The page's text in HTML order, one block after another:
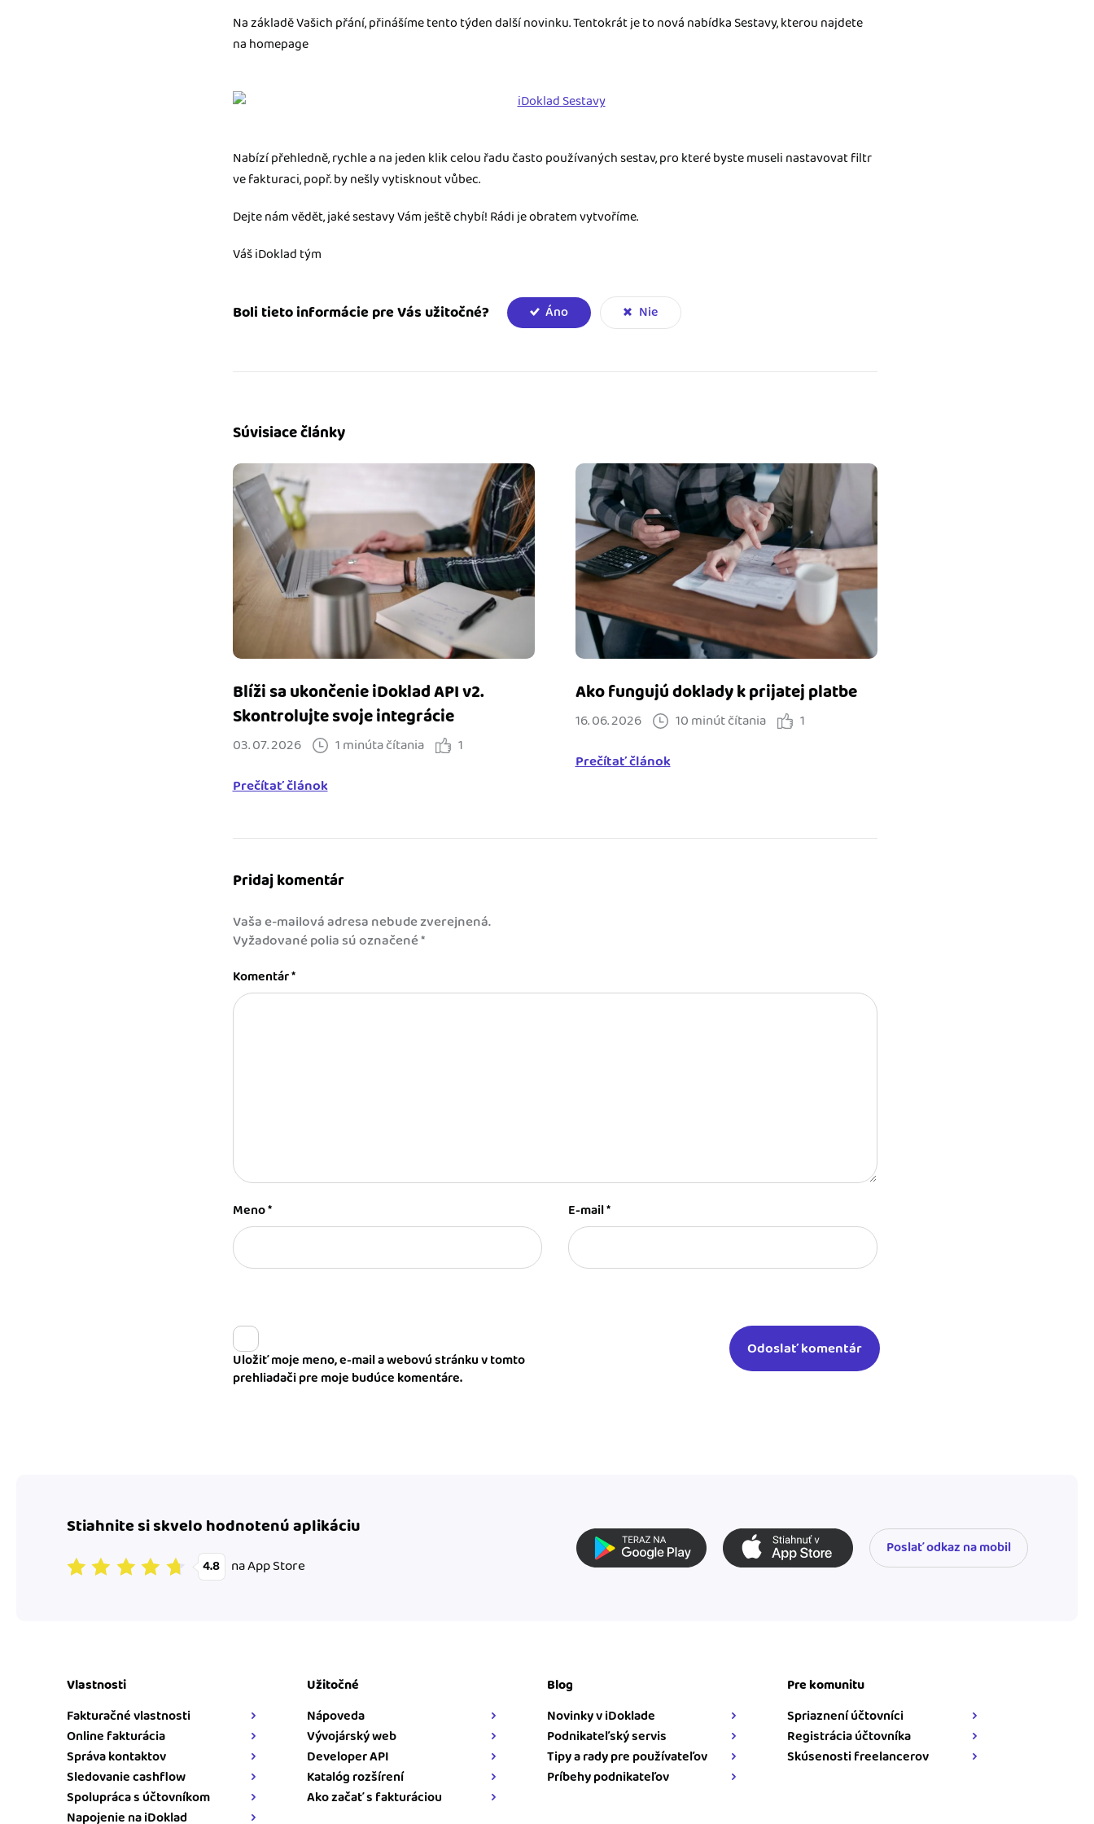
Prepojenie na ďalšie systémy
ďalšími aplikáciami.
Na základě Vašich přání, přinášíme tento týden další novinku. Tentokrát je to nová nabídka Sestavy, kterou najdete
na homepage
Nabízí přehledně, rychle a na jeden klik celou řadu často používaných sestav, pro které byste museli nastavovat filtr
ve fakturaci, popř. by nešly vytisknout vůbec.
Dejte nám vědět, jaké sestavy Vám ještě chybí! Rádi je obratem vytvoříme.
Váš iDoklad tým
Boli tieto informácie pre Vás užitočné? Áno Nie
Súvisiace články
Blíži sa ukončenie iDoklad API v2.
Skontrolujte svoje integrácie
03. 07. 2026 1 minúta čítania
1
Prečítať článok
Ako fungujú doklady k prijatej platbe
16. 06. 2026 10 minút čítania
1
Prečítať článok
Pridaj komentár
Vaša e-mailová adresa nebude zverejnená.
Vyžadované polia sú označené*
Komentár*
Meno* E-mail*
Uložiť moje meno, e-mail a webovú stránku v tomto
prehliadači pre moje budúce komentáre.
Stiahnite si skvelo hodnotenú aplikáciu
4.8 na App Store
Poslať odkaz na mobil
Vlastnosti
Fakturačné vlastnosti
Online fakturácia
Správa kontaktov
Sledovanie cashflow
Spolupráca s účtovníkom
Napojenie na iDoklad
Užitočné
Nápoveda
Vývojárský web
Developer API
Katalóg rozšírení
Ako začať s fakturáciou
Blog
Novinky v iDoklade
Podnikateľský servis
Tipy a rady pre používateľov
Príbehy podnikateľov
Pre komunitu
Spriaznení účtovníci
Registrácia účtovníka
Skúsenosti freelancerov